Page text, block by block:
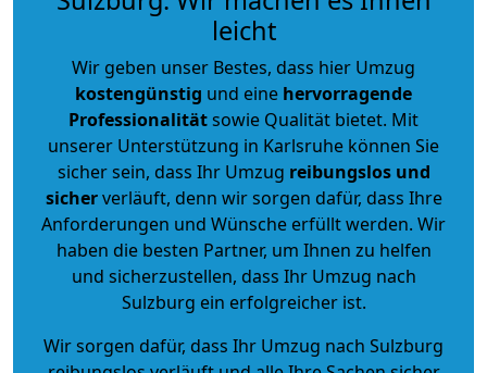
leicht
Wir geben unser Bestes, dass hier Umzug
kostengünstig und eine hervorragende
Professionalitätsowie Qualität bietet. Mit
unserer Unterstützung in Karlsruhe können Sie
sicher sein, dass Ihr Umzug reibungslos und
sicherverläuft, denn wir sorgen dafür, dass Ihre
Anforderungen und Wünsche erfüllt werden. Wir
haben die besten Partner, um Ihnen zu helfen
und sicherzustellen, dass Ihr Umzug nach
Sulzburg ein erfolgreicher ist.
Wir sorgen dafür, dass Ihr Umzug nach Sulzburg